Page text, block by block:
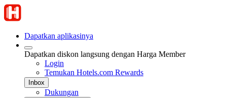
Dapatkan aplikasinya
Dapatkan diskon langsung dengan Harga Member
Login
Temukan Hotels.com Rewards
Inbox
Dukungan